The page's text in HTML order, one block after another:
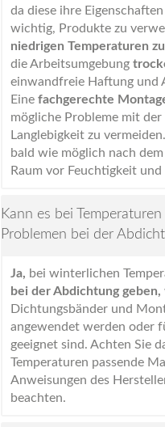
da diese ihre
wichtig, Produkte zu
niedrigen Temperaturen
die Arbeitsumgebung
einwandfreie Haftung und
Eine fachgerechte
mögliche Probleme mit
Langlebigkeit zu
bald wie möglich nach
Raum vor Feuchtigkeit
Kann es bei
Problemen bei der
Ja, bei winterlichen
bei der Abdichtung geben,
Dichtungsbänder und
angewendet werden oder
geeignet sind. Achten Sie
Temperaturen passende
Anweisungen des
beachten.